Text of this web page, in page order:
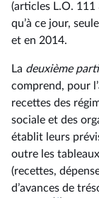
(articles L.O.
qu’à ce jour,
et en 2014.
La deuxième
comprend, pour
recettes des
sociale et des
établit leurs
outre les
(recettes,
d’avances de